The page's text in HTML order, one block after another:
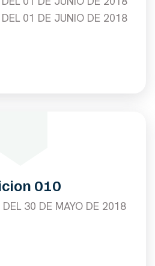
01 DE JUNIO DE 2018
010
30 DE MAYO DE 2018